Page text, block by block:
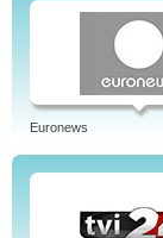
Euronews